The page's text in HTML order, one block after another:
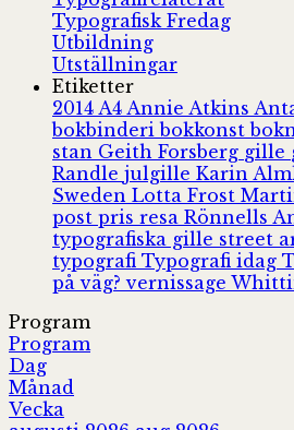
Typografisk Fredag
Utbildning
Utställningar
Etiketter
2014 A4 Annie Atkins
bokbinderibokkonst
stan Geith Forsberg gille
Randle julgille Karin
Sweden Lotta Frost
post pris resa Rönnells
typografiska gille street
typografi Typografi idag
på väg?vernissage
Program
Program
Dag
Månad
Vecka